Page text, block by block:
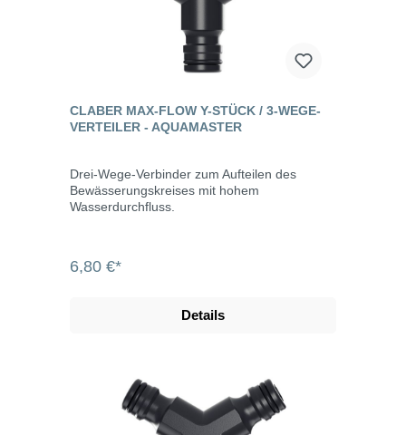
CLABER MAX-FLOW Y-STÜCK / 3-WEGE-
VERTEILER - AQUAMASTER
Drei-Wege-Verbinder zum Aufteilen des
Bewässerungskreises mit hohem
Wasserdurchfluss.
6,80 €*
Details